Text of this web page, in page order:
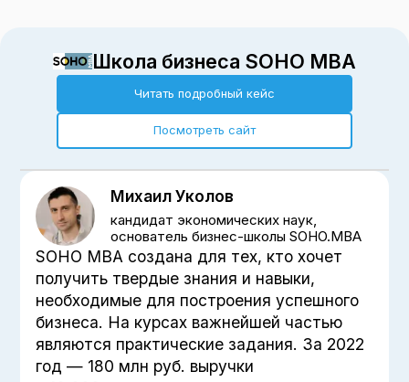
Школа бизнеса SOHO MBA
Читать подробный кейс
Посмотреть сайт
Михаил Уколов
кандидат экономических наук,
основатель бизнес-школы SOHO.MBA
SOHO MBA создана для тех, кто хочет
получить твердые знания и навыки,
необходимые для построения успешного
бизнеса. На курсах важнейшей частью
являются практические задания. За 2022
год — 180 млн руб. выручки